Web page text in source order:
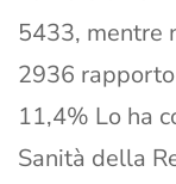
5433, mentre
2936
11,4% Lo ha
Sanità della